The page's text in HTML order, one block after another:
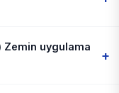
Zemin uygulama
+